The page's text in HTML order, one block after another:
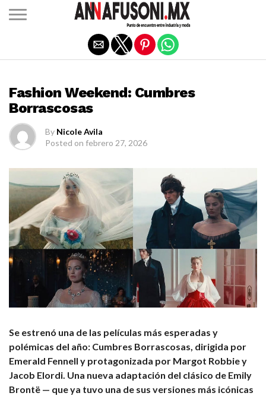
Fashion Weekend: Cumbres
Borrascosas
By Nicole Avila
Posted on febrero 27, 2026
Se estrenó una de las películas más esperadas y
polémicas del año: Cumbres Borrascosas, dirigida por
Emerald Fennell y protagonizada por Margot Robbie y
Jacob Elordi. Una nueva adaptación del clásico de Emily
Brontë — que ya tuvo una de sus versiones más icónicas
Salir de la versión móvil